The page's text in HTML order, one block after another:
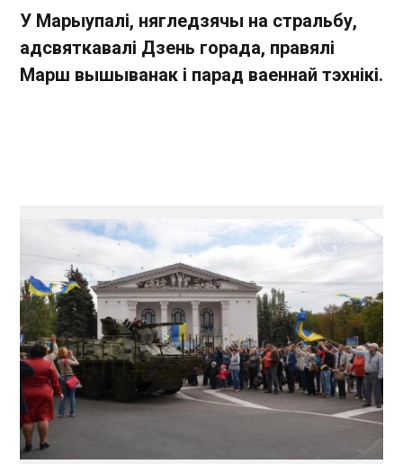
У Марыупалі, нягледзячы на стральбу,
адсвяткавалі Дзень горада, правялі
Марш вышыванак і парад ваеннай тэхнікі.